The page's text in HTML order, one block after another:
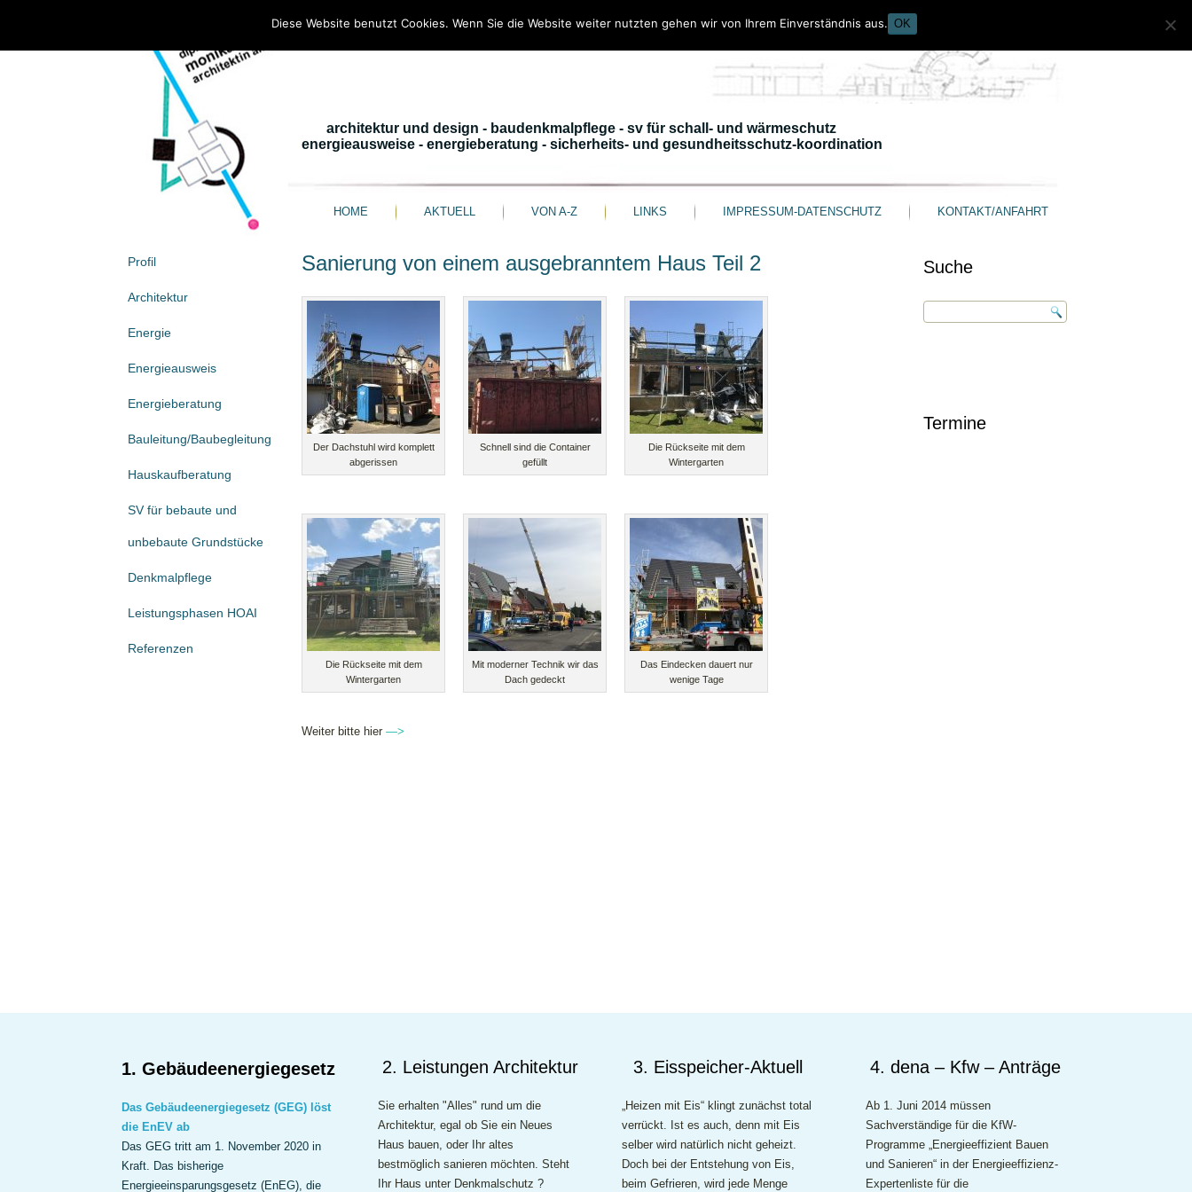
architektur und design - baudenkmalpflege - sv für schall- und wärmeschutz
energieausweise - energieberatung - sicherheits- und gesundheitsschutz-koordination
HOME AKTUELL VON A-Z LINKS IMPRESSUM-DATENSCHUTZ KONTAKT/ANFAHRT
Profil
Architektur
Energie
Energieausweis
Energieberatung
Bauleitung/Baubegleitung
Hauskaufberatung
SV für bebaute und
unbebaute Grundstücke
Denkmalpflege
Leistungsphasen HOAI
Referenzen
Sanierung von einem ausgebranntem Haus Teil 2
Der Dachstuhl wird komplett
abgerissen
Schnell sind die Container
gefüllt
Die Rückseite mit dem
Wintergarten
Die Rückseite mit dem
Wintergarten
Mit moderner Technik wir das
Dach gedeckt
Das Eindecken dauert nur
wenige Tage
Weiter bitte hier —>
Suche
Termine
1. Gebäudeenergiegesetz
Das Gebäudeenergiegesetz (GEG) löst
die EnEV ab
Das GEG tritt am 1. November 2020 in
Kraft. Das bisherige
Energieeinsparungsgesetz (EnEG), die
2. Leistungen Architektur
Sie erhalten "Alles" rund um die
Architektur, egal ob Sie ein Neues
Haus bauen, oder Ihr altes
bestmöglich sanieren möchten. Steht
Ihr Haus unter Denkmalschutz ?
3. Eisspeicher-Aktuell
„Heizen mit Eis“ klingt zunächst total
verrückt. Ist es auch, denn mit Eis
selber wird natürlich nicht geheizt.
Doch bei der Entstehung von Eis,
beim Gefrieren, wird jede Menge
4. dena – Kfw – Anträge
Ab 1. Juni 2014 müssen
Sachverständige für die KfW-
Programme „Energieeffizient Bauen
und Sanieren“ in der Energieeffizienz-
Expertenliste für die
Diese Website benutzt Cookies. Wenn Sie die Website weiter nutzten gehen wir von Ihrem Einverständnis aus. OK